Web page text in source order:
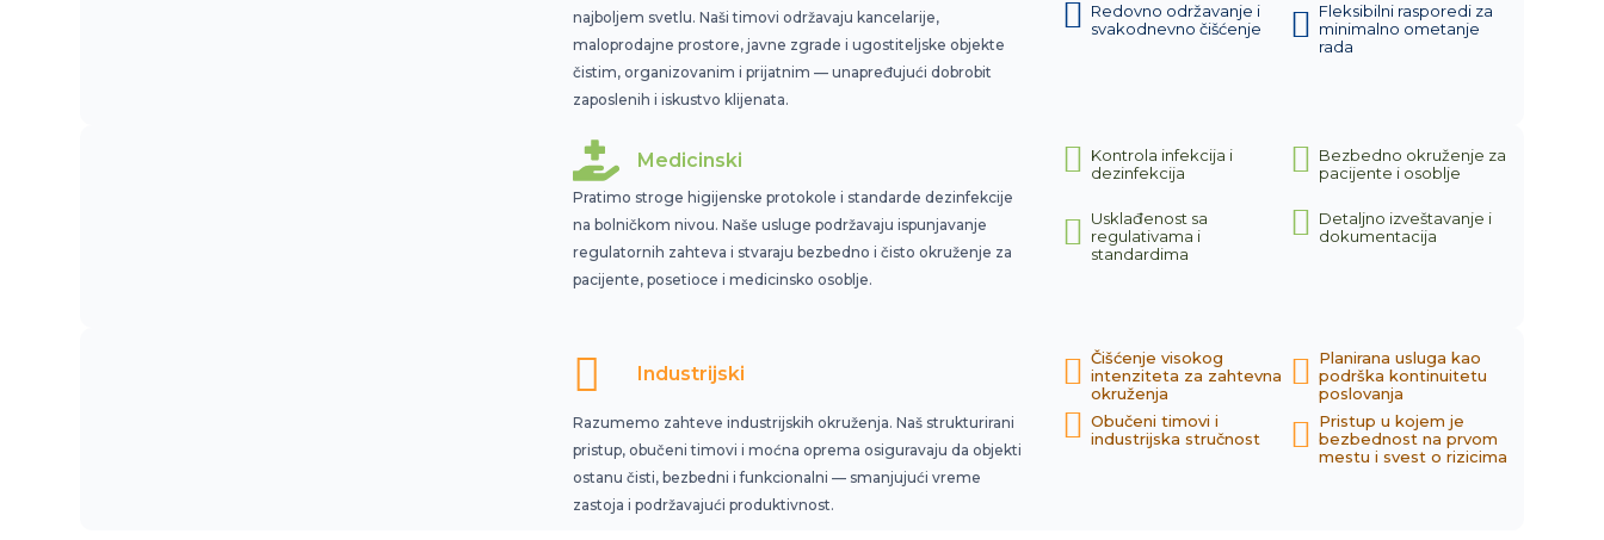
najboljem svetlu. Naši timovi održavaju kancelarije,
maloprodajne prostore, javne zgrade i ugostiteljske objekte
čistim, organizovanim i prijatnim — unapređujući dobrobit
zaposlenih i iskustvo klijenata.
Redovno održavanje i
svakodnevno čišćenje
Fleksibilni rasporedi za
minimalno ometanje
rada
Medicinski
Pratimo stroge higijenske protokole i standarde dezinfekcije
na bolničkom nivou. Naše usluge podržavaju ispunjavanje
regulatornih zahteva i stvaraju bezbedno i čisto okruženje za
pacijente, posetioce i medicinsko osoblje.
Kontrola infekcija i
dezinfekcija
Bezbedno okruženje za
pacijente i osoblje
Usklađenost sa
regulativama i
standardima
Detaljno izveštavanje i
dokumentacija
Industrijski
Razumemo zahteve industrijskih okruženja. Naš strukturirani
pristup, obučeni timovi i moćna oprema osiguravaju da objekti
ostanu čisti, bezbedni i funkcionalni — smanjujući vreme
zastoja i podržavajući produktivnost.
Čišćenje visokog
intenziteta za zahtevna
okruženja
Planirana usluga kao
podrška kontinuitetu
poslovanja
Obučeni timovi i
industrijska stručnost
Pristup u kojem je
bezbednost na prvom
mestu i svest o rizicima